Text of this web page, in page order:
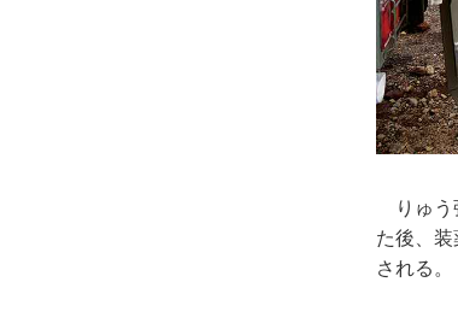
りゅう
た後、
される。